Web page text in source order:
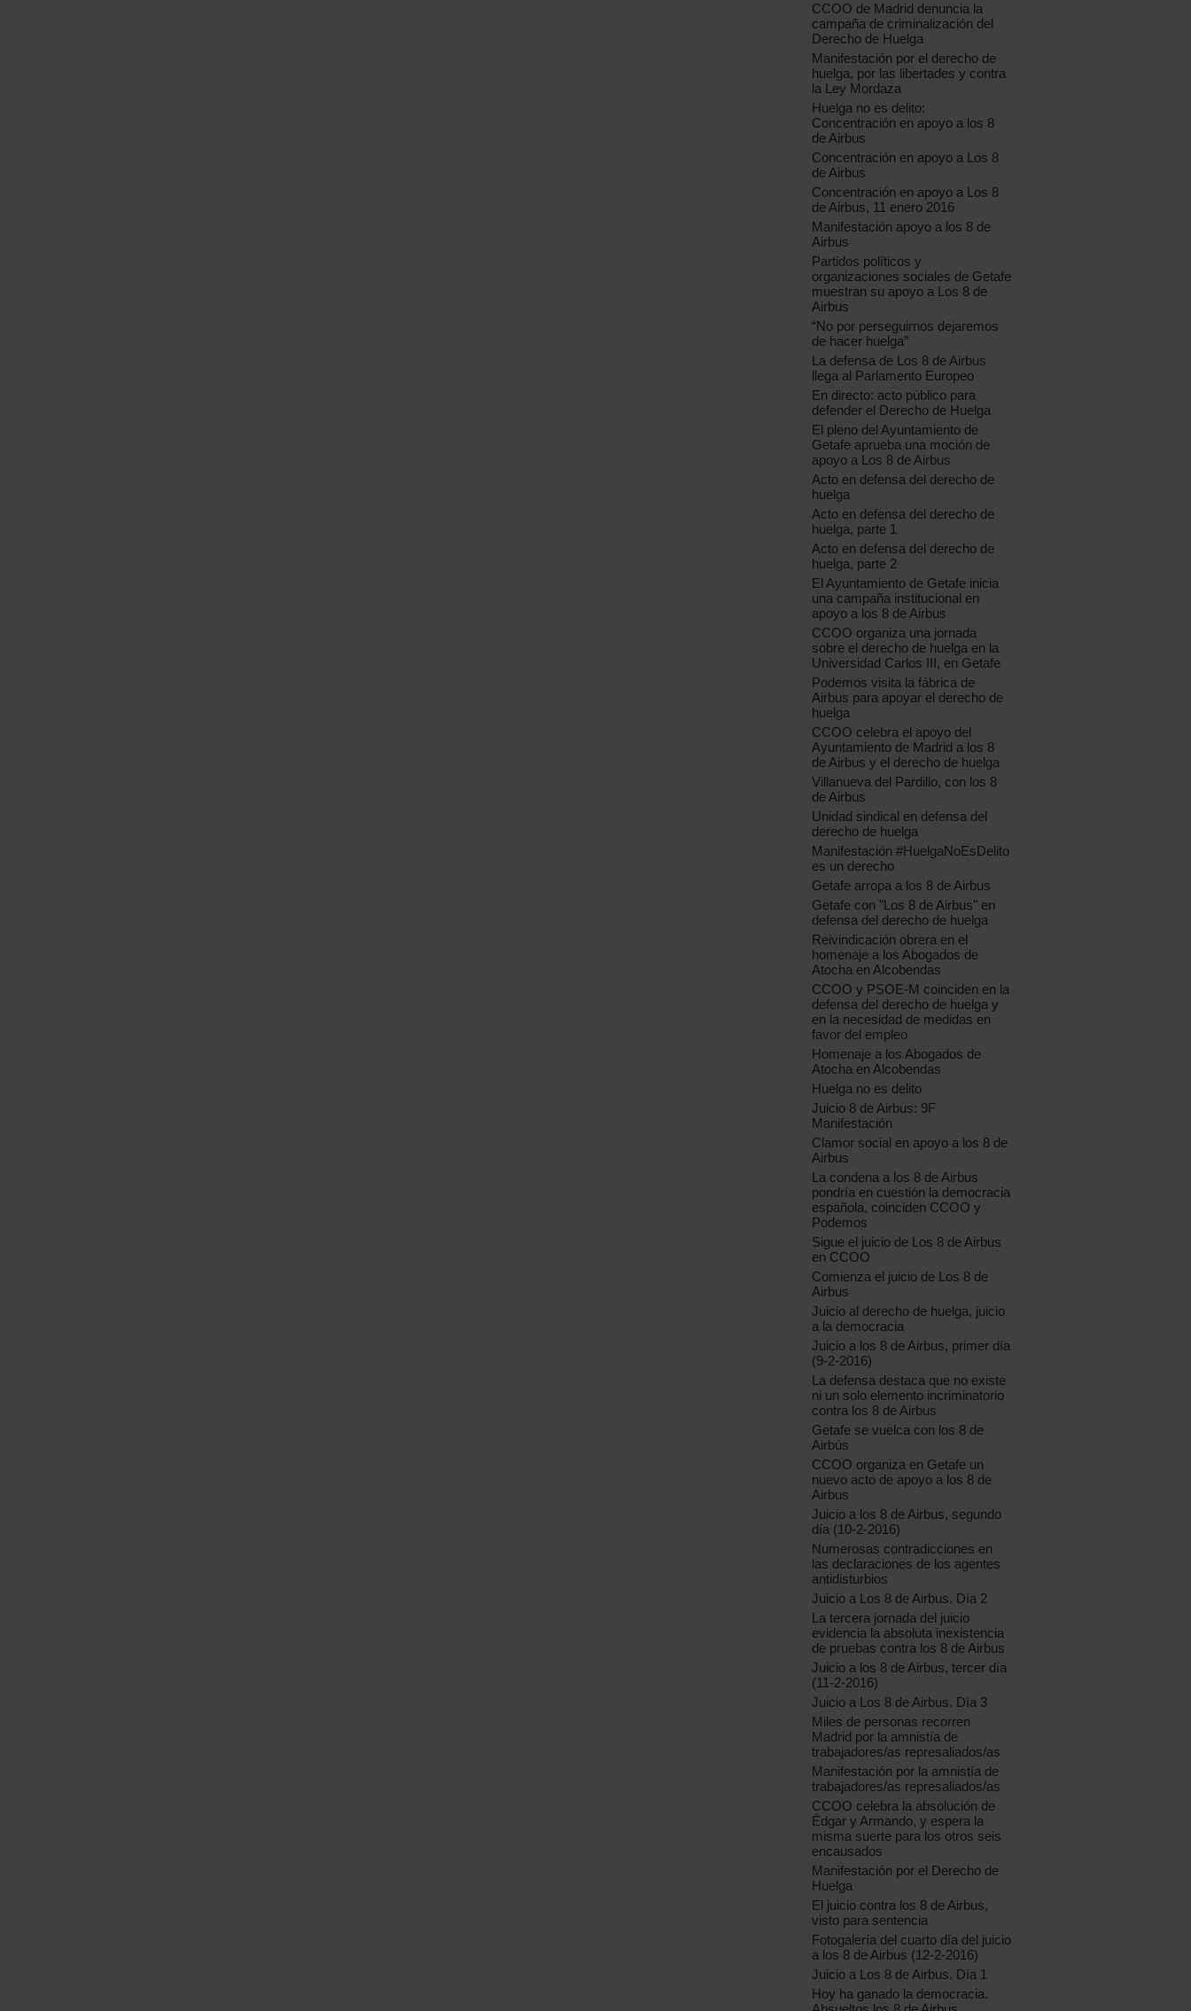
CCOO de Madrid denuncia la
campaña de criminalización del
Derecho de Huelga
Manifestación por el derecho de
huelga, por las libertades y contra
la Ley Mordaza
Huelga no es delito:
Concentración en apoyo a los 8
de Airbus
Concentración en apoyo a Los 8
de Airbus
Concentración en apoyo a Los 8
de Airbus, 11 enero 2016
Manifestación apoyo a los 8 de
Airbus
Partidos políticos y
organizaciones sociales de Getafe
muestran su apoyo a Los 8 de
Airbus
“No por perseguirnos dejaremos
de hacer huelga”
La defensa de Los 8 de Airbus
llega al Parlamento Europeo
En directo: acto público para
defender el Derecho de Huelga
El pleno del Ayuntamiento de
Getafe aprueba una moción de
apoyo a Los 8 de Airbus
Acto en defensa del derecho de
huelga
Acto en defensa del derecho de
huelga, parte 1
Acto en defensa del derecho de
huelga, parte 2
El Ayuntamiento de Getafe inicia
una campaña institucional en
apoyo a los 8 de Airbus
CCOO organiza una jornada
sobre el derecho de huelga en la
Universidad Carlos III, en Getafe
Podemos visita la fábrica de
Airbus para apoyar el derecho de
huelga
CCOO celebra el apoyo del
Ayuntamiento de Madrid a los 8
de Airbus y el derecho de huelga
Villanueva del Pardillo, con los 8
de Airbus
Unidad sindical en defensa del
derecho de huelga
Manifestación #HuelgaNoEsDelito
es un derecho
Getafe arropa a los 8 de Airbus
Getafe con "Los 8 de Airbus" en
defensa del derecho de huelga
Reivindicación obrera en el
homenaje a los Abogados de
Atocha en Alcobendas
CCOO y PSOE-M coinciden en la
defensa del derecho de huelga y
en la necesidad de medidas en
favor del empleo
Homenaje a los Abogados de
Atocha en Alcobendas
Huelga no es delito
Juicio 8 de Airbus: 9F
Manifestación
Clamor social en apoyo a los 8 de
Airbus
La condena a los 8 de Airbus
pondría en cuestión la democracia
española, coinciden CCOO y
Podemos
Sigue el juicio de Los 8 de Airbus
en CCOO
Comienza el juicio de Los 8 de
Airbus
Juicio al derecho de huelga, juicio
a la democracia
Juicio a los 8 de Airbus, primer día
(9-2-2016)
La defensa destaca que no existe
ni un solo elemento incriminatorio
contra los 8 de Airbus
Getafe se vuelca con los 8 de
Airbús
CCOO organiza en Getafe un
nuevo acto de apoyo a los 8 de
Airbus
Juicio a los 8 de Airbus, segundo
día (10-2-2016)
Numerosas contradicciones en
las declaraciones de los agentes
antidisturbios
Juicio a Los 8 de Airbus. Día 2
La tercera jornada del juicio
evidencia la absoluta inexistencia
de pruebas contra los 8 de Airbus
Juicio a los 8 de Airbus, tercer día
(11-2-2016)
Juicio a Los 8 de Airbus. Día 3
Miles de personas recorren
Madrid por la amnistía de
trabajadores/as represaliados/as
Manifestación por la amnistía de
trabajadores/as represaliados/as
CCOO celebra la absolución de
Édgar y Armando, y espera la
misma suerte para los otros seis
encausados
Manifestación por el Derecho de
Huelga
El juicio contra los 8 de Airbus,
visto para sentencia
Fotogalería del cuarto día del juicio
a los 8 de Airbus (12-2-2016)
Juicio a Los 8 de Airbus. Día 1
Hoy ha ganado la democracia.